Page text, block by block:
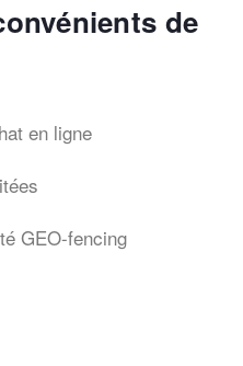
de
en ligne
GEO-fencing